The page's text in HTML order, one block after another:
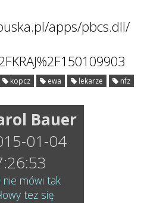
apps/pbcs.dll/
kopcz ewa lekarze nfz
Bauer
01-04
nie mówi tak
tez się